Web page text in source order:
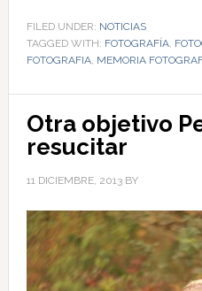
FILED UNDER: NOTICIAS
TAGGED WITH: FOTOGRAFÍA,
FOTOGRAFIA, MEMORIA
Otra objetivo
resucitar
11 DICIEMBRE, 2013BY